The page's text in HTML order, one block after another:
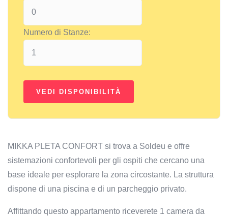
Numero di Stanze:
MIKKA PLETA CONFORT si trova a Soldeu e offre
sistemazioni confortevoli per gli ospiti che cercano una
base ideale per esplorare la zona circostante. La struttura
dispone di una piscina e di un parcheggio privato.
Affittando questo appartamento riceverete 1 camera da